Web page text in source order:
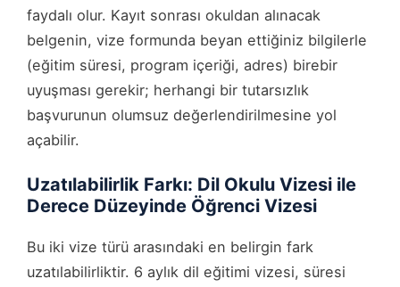
faydalı olur. Kayıt sonrası okuldan alınacak
belgenin, vize formunda beyan ettiğiniz bilgilerle
(eğitim süresi, program içeriği, adres) birebir
uyuşması gerekir; herhangi bir tutarsızlık
başvurunun olumsuz değerlendirilmesine yol
açabilir.
Uzatılabilirlik Farkı: Dil Okulu Vizesi ile
Derece Düzeyinde Öğrenci Vizesi
Bu iki vize türü arasındaki en belirgin fark
uzatılabilirliktir. 6 aylık dil eğitimi vizesi, süresi